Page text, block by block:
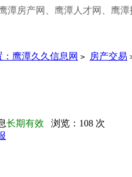
潭房产网、鹰潭人才网、鹰潭
鹰潭久久信息网 > 房产交易
长期有效 浏览： 108 次